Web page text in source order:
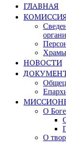
ГЛАВНАЯ
Храмы
НОВОСТИ
О
О